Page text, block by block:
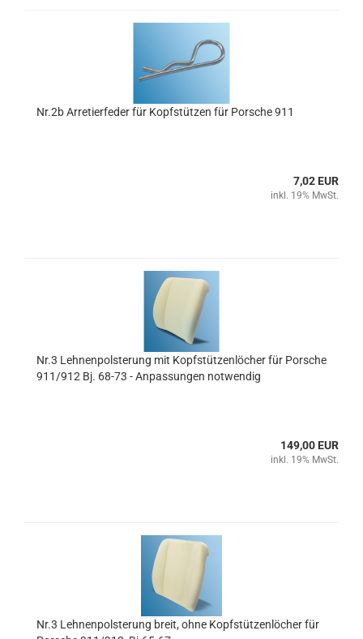
Nr.2b Arretierfeder für Kopfstützen für Porsche 911
7,02 EUR
inkl. 19% MwSt.
Nr.3 Lehnenpolsterung mit Kopfstützenlöcher für Porsche
911/912 Bj. 68-73 - Anpassungen notwendig
149,00 EUR
inkl. 19% MwSt.
Nr.3 Lehnenpolsterung breit, ohne Kopfstützenlöcher für